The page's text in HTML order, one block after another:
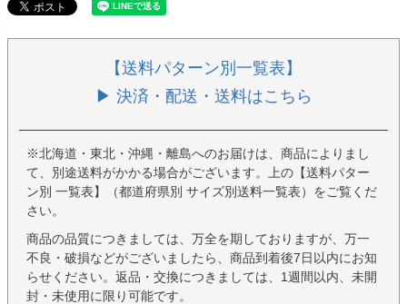
【送料パターン別一覧表】
▶ 決済・配送・送料はこちら
※北海道・東北・沖縄・離島へのお届けは、商品によりまし
て、別途送料がかかる場合がございます。上の【送料パター
ン別 一覧表】（都道府県別 サイズ別送料一覧表）をご覧くだ
さい。
商品の品質につきましては、万全を期しておりますが、万一
不良・破損などがございましたら、商品到着後7日以内にお知
らせください。返品・交換につきましては、1週間以内、未開
封・未使用に限り可能です。